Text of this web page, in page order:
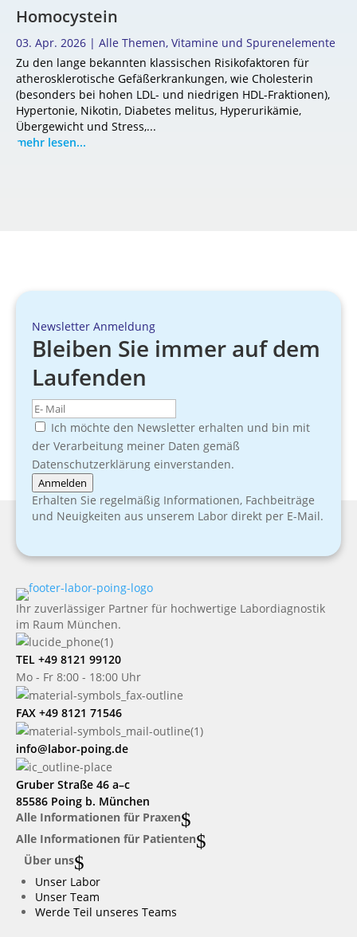
Homocystein
03. Apr. 2026 | Alle Themen, Vitamine und Spurenelemente
Zu den lange bekannten klassischen Risikofaktoren für
atherosklerotische Gefäßerkrankungen, wie Cholesterin
(besonders bei hohen LDL- und niedrigen HDL-Fraktionen),
Hypertonie, Nikotin, Diabetes melitus, Hyperurikämie,
Übergewicht und Stress,...
mehr lesen...
Newsletter Anmeldung
Bleiben Sie immer auf dem
Laufenden
Ich möchte den Newsletter erhalten und bin mit
der Verarbeitung meiner Daten gemäß
Datenschutzerklärung einverstanden.
Anmelden
Erhalten Sie regelmäßig Informationen, Fachbeiträge
und Neuigkeiten aus unserem Labor direkt per E-Mail.
Ihr zuverlässiger Partner für hochwertige Labordiagnostik
im Raum München.
TEL +49 8121 99120
Mo - Fr 8:00 - 18:00 Uhr
FAX +49 8121 71546
info@labor-poing.de
Gruber Straße 46 a–c
85586 Poing b. München
Alle Informationen für Praxen$
Alle Informationen für Patienten$
Über uns$
Unser Labor
Unser Team
Werde Teil unseres Teams